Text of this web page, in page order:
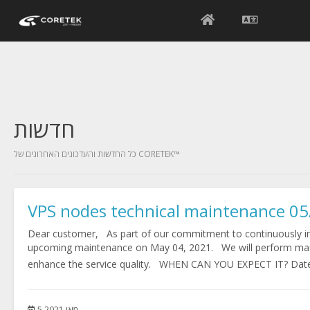
חדשות
כל החדשות והעדכונים האחרונים של CORETEK™
VPS nodes technical maintenance
Dear customer, As part of our commitment to continuously
upcoming maintenance on May 04, 2021. We will perform
enhance the service quality. WHEN CAN YOU EXPECT IT?